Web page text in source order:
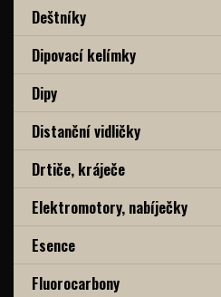
Deštníky
Dipovací kelímky
Dipy
Distanční vidličky
Drtiče, kráječe
Elektromotory, nabíječky
Esence
Fluorocarbony